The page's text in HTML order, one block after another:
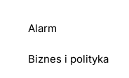
Alarm
Biznes i polityka